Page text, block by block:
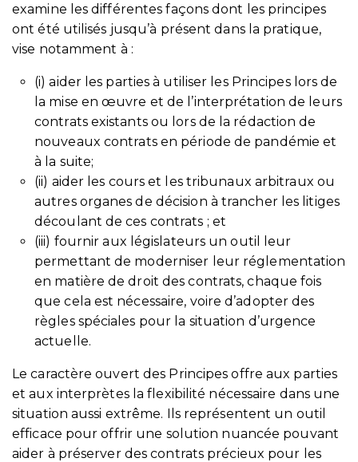
examine les différentes façons dont les principes
ont été utilisés jusqu’à présent dans la pratique,
vise notamment à :
(i) aider les parties à utiliser les Principes lors de
la mise en œuvre et de l’interprétation de leurs
contrats existants ou lors de la rédaction de
nouveaux contrats en période de pandémie et
à la suite;
(ii) aider les cours et les tribunaux arbitraux ou
autres organes de décision à trancher les litiges
découlant de ces contrats ; et
(iii) fournir aux législateurs un outil leur
permettant de moderniser leur réglementation
en matière de droit des contrats, chaque fois
que cela est nécessaire, voire d’adopter des
règles spéciales pour la situation d’urgence
actuelle.
Le caractère ouvert des Principes offre aux parties
et aux interprètes la flexibilité nécessaire dans une
situation aussi extrême. Ils représentent un outil
efficace pour offrir une solution nuancée pouvant
aider à préserver des contrats précieux pour les